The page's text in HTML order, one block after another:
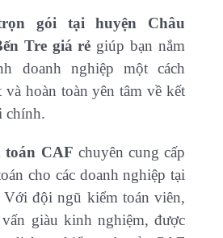
gói tại huyện Châu
Tre giá rẻ giúp bạn nắm
doanh nghiệp một cách
và hoàn toàn yên tâm về kết
chính.
toán CAF chuyên cung cấp
cho các doanh nghiệp tại
Với đội ngũ kiểm toán viên,
giàu kinh nghiệm, được